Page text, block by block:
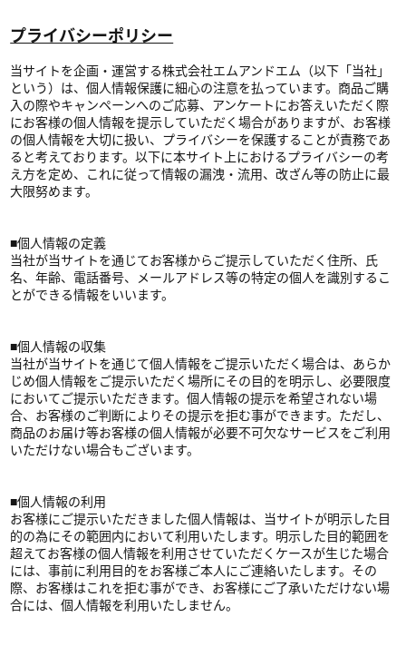
プライバシーポリシー
当サイトを企画・運営する株式会社エムアンドエム（以下「当社」
という）は、個人情報保護に細心の注意を払っています。商品ご購
入の際やキャンペーンへのご応募、アンケートにお答えいただく際
にお客様の個人情報を提示していただく場合がありますが、お客様
の個人情報を大切に扱い、プライバシーを保護することが責務であ
ると考えております。以下に本サイト上におけるプライバシーの考
え方を定め、これに従って情報の漏洩・流用、改ざん等の防止に最
大限努めます。
■個人情報の定義
当社が当サイトを通じてお客様からご提示していただく住所、氏
名、年齢、電話番号、メールアドレス等の特定の個人を識別するこ
とができる情報をいいます。
■個人情報の収集
当社が当サイトを通じて個人情報をご提示いただく場合は、あらか
じめ個人情報をご提示いただく場所にその目的を明示し、必要限度
においてご提示いただきます。個人情報の提示を希望されない場
合、お客様のご判断によりその提示を拒む事ができます。ただし、
商品のお届け等お客様の個人情報が必要不可欠なサービスをご利用
いただけない場合もございます。
■個人情報の利用
お客様にご提示いただきました個人情報は、当サイトが明示した目
的の為にその範囲内において利用いたします。明示した目的範囲を
超えてお客様の個人情報を利用させていただくケースが生じた場合
には、事前に利用目的をお客様ご本人にご連絡いたします。その
際、お客様はこれを拒む事ができ、お客様にご了承いただけない場
合には、個人情報を利用いたしません。